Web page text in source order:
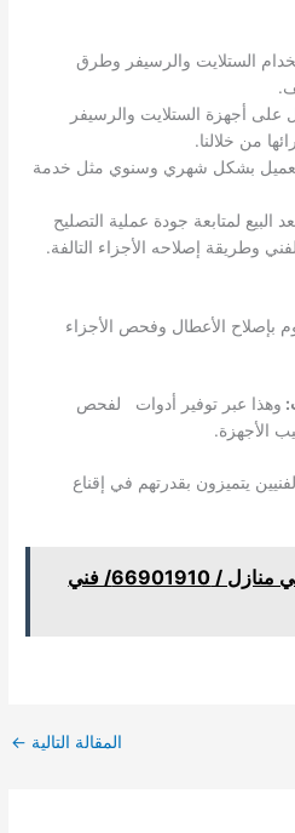
الستلايت والرسيفر وطرق
أجهزة الستلايت والرسيفر
من خلالنا.
بشكل شهري وسنوي مثل خدمة
البيع لمتابعة جودة عملية التصليح
وطريقة إصلاحه الأجزاء التالفة.
بإصلاح الأعطال وفحص الأجزاء
وهذا عبر توفير أدوات لفحص
الأجهزة.
يتميزون بقدرتهم في إقناع
رقم فني كهربائي منازل / 66901910/ فني
المقالة التالية ←